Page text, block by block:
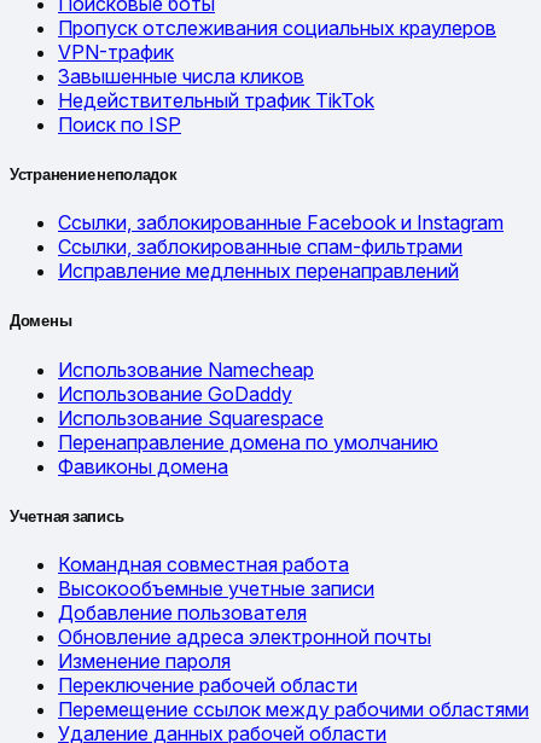
Пропуск отслеживания социальных краулеров
VPN-трафик
Завышенные числа кликов
Недействительный трафик TikTok
Поиск по ISP
Устранение неполадок
Ссылки, заблокированные Facebook и Instagram
Ссылки, заблокированные спам-фильтрами
Исправление медленных перенаправлений
Домены
Использование Namecheap
Использование GoDaddy
Использование Squarespace
Перенаправление домена по умолчанию
Фавиконы домена
Учетная запись
Командная совместная работа
Высокообъемные учетные записи
Добавление пользователя
Обновление адреса электронной почты
Изменение пароля
Переключение рабочей области
Перемещение ссылок между рабочими областями
Удаление данных рабочей области